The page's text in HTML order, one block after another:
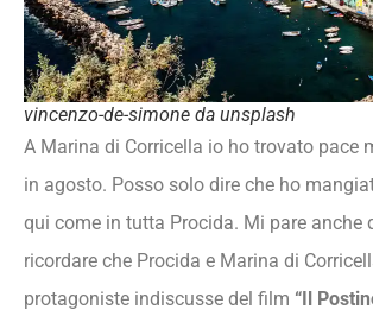
vincenzo-de-simone da unsplash
A Marina di Corricella io ho trovato pace
in agosto. Posso solo dire che ho
qui come in tutta Procida. Mi pare anche
ricordare che Procida e Marina di
protagoniste indiscusse del film “Il